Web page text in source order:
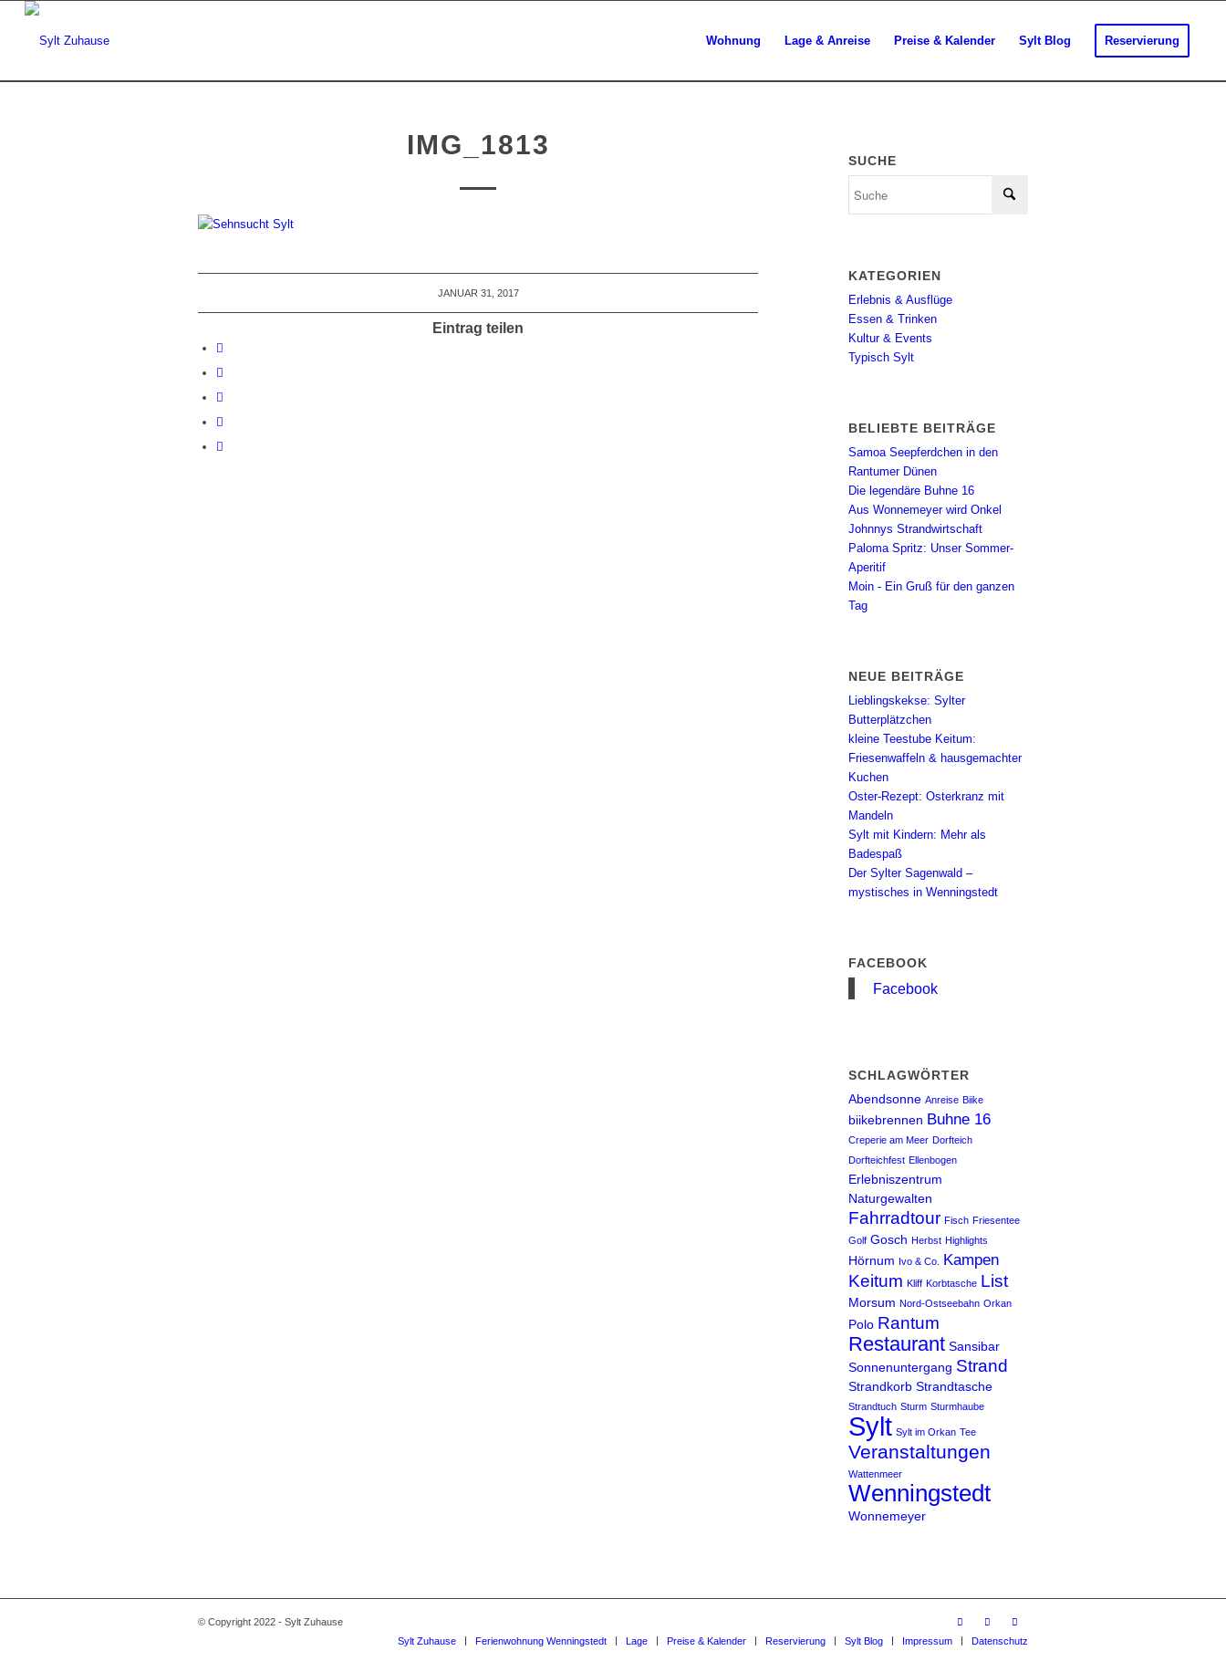
Wohnung Lage & Anreise Preise & Kalender Sylt Blog Reservierung
IMG_1813
JANUAR 31, 2017
Eintrag teilen
SUCHE
KATEGORIEN
Erlebnis & Ausflüge
Essen & Trinken
Kultur & Events
Typisch Sylt
BELIEBTE BEITRÄGE
Samoa Seepferdchen in den
Rantumer Dünen
Die legendäre Buhne 16
Aus Wonnemeyer wird Onkel
Johnnys Strandwirtschaft
Paloma Spritz: Unser Sommer-
Aperitif
Moin - Ein Gruß für den ganzen
Tag
NEUE BEITRÄGE
Lieblingskekse: Sylter
Butterplätzchen
kleine Teestube Keitum:
Friesenwaffeln & hausgemachter
Kuchen
Oster-Rezept: Osterkranz mit
Mandeln
Sylt mit Kindern: Mehr als
Badespaß
Der Sylter Sagenwald –
mystisches in Wenningstedt
FACEBOOK
Facebook
SCHLAGWÖRTER
Abendsonne Anreise Biike
biikebrennen Buhne 16
Creperie am Meer Dorfteich
Dorfteichfest Ellenbogen
Erlebniszentrum
Naturgewalten
Fahrradtour Fisch Friesentee
Golf Gosch Herbst Highlights
Hörnum Ivo & Co. Kampen
Keitum Kliff Korbtasche List
Morsum Nord-Ostseebahn Orkan
Polo Rantum
Restaurant Sansibar
Sonnenuntergang Strand
Strandkorb Strandtasche
Strandtuch Sturm Sturmhaube
Sylt Sylt im Orkan Tee
Veranstaltungen
Wattenmeer
Wenningstedt
Wonnemeyer
© Copyright 2022 - Sylt Zuhause
Sylt Zuhause
Ferienwohnung Wenningstedt Lage Preise & Kalender Reservierung Sylt Blog Impressum Datenschutz